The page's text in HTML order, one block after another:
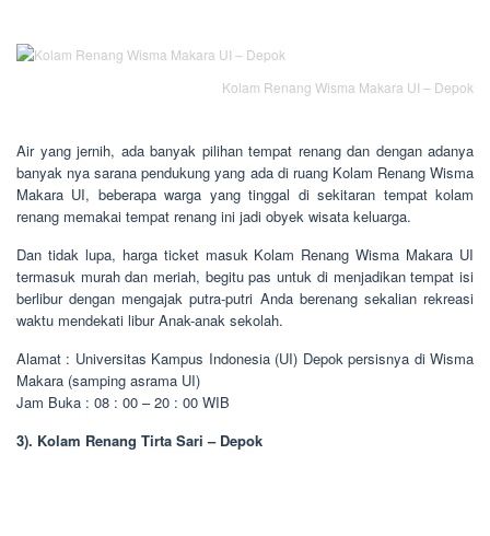
Kolam Renang Wisma Makara UI – Depok
Air yang jernih, ada banyak pilihan tempat renang dan dengan adanya
banyak nya sarana pendukung yang ada di ruang Kolam Renang Wisma
Makara UI, beberapa warga yang tinggal di sekitaran tempat kolam
renang memakai tempat renang ini jadi obyek wisata keluarga.
Dan tidak lupa, harga ticket masuk Kolam Renang Wisma Makara UI
termasuk murah dan meriah, begitu pas untuk di menjadikan tempat isi
berlibur dengan mengajak putra-putri Anda berenang sekalian rekreasi
waktu mendekati libur Anak-anak sekolah.
Alamat : Universitas Kampus Indonesia (UI) Depok persisnya di Wisma
Makara (samping asrama UI)
Jam Buka : 08 : 00 – 20 : 00 WIB
3). Kolam Renang Tirta Sari – Depok